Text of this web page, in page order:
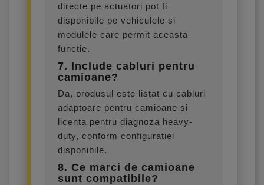
directe pe actuatori pot fi
disponibile pe vehiculele si
modulele care permit aceasta
functie.
7. Include cabluri pentru
camioane?
Da, produsul este listat cu cabluri
adaptoare pentru camioane si
licenta pentru diagnoza heavy-
duty, conform configuratiei
disponibile.
8. Ce marci de camioane
sunt compatibile?